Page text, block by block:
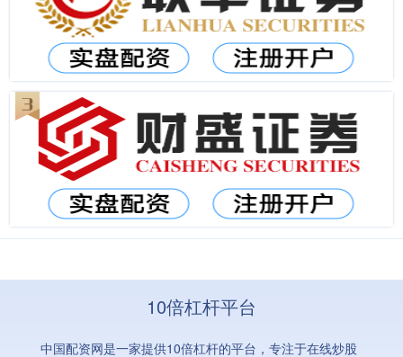
10倍杠杆平台
中国配资网是一家提供10倍杠杆的平台，专注于在线炒股